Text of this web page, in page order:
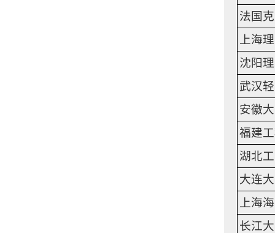
法国
上海
沈阳
武汉
安徽
福建
湖北
大连
上海
长江